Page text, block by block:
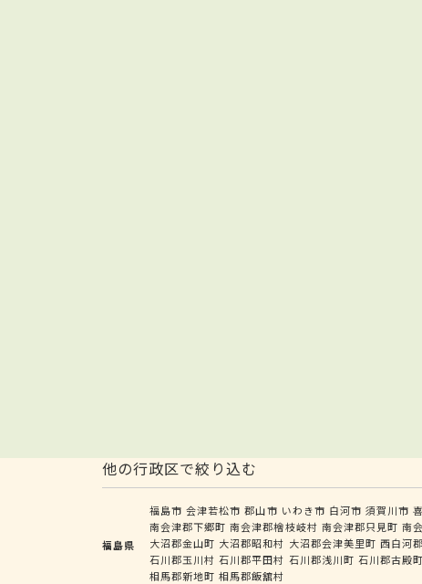
他の行政区で絞り込む
福島県
福島市 会津若松市 郡山市 いわき市 白河市 須賀川市
南会津郡下郷町 南会津郡檜枝岐村 南会津郡只見町 南
大沼郡金山町 大沼郡昭和村 大沼郡会津美里町 西白河
石川郡玉川村 石川郡平田村 石川郡浅川町 石川郡古殿町
相馬郡新地町 相馬郡飯舘村